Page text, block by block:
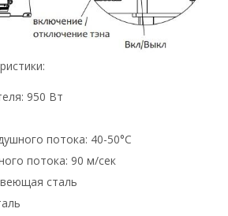
950 Вт
потока: 40-50°С
потока: 90 м/сек
сталь